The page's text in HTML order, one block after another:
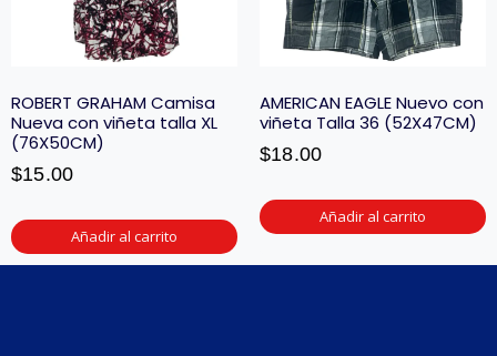
ROBERT GRAHAM Camisa
Nueva con viñeta talla XL
(76X50CM)
$15.00
Añadir al carrito
AMERICAN EAGLE Nuevo con
viñeta Talla 36 (52X47CM)
$18.00
Añadir al carrito